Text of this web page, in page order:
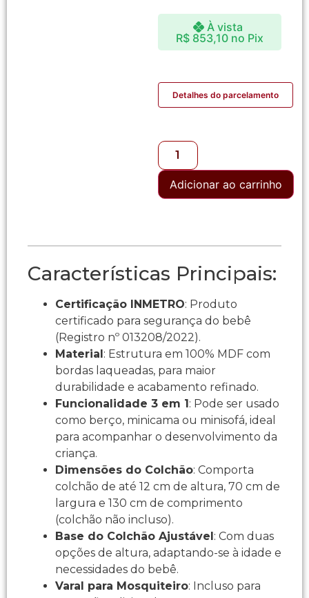
À vista
R$853,10 no Pix
Detalhes do parcelamento
Adicionar ao carrinho
Características Principais:
Certificação INMETRO: Produto
certificado para segurança do bebê
(Registro nº 013208/2022).
Material: Estrutura em 100% MDF com
bordas laqueadas, para maior
durabilidade e acabamento refinado.
Funcionalidade 3 em 1: Pode ser usado
como berço, minicama ou minisofá, ideal
para acompanhar o desenvolvimento da
criança.
Dimensões do Colchão: Comporta
colchão de até 12 cm de altura, 70 cm de
largura e 130 cm de comprimento
(colchão não incluso).
Base do Colchão Ajustável: Com duas
opções de altura, adaptando-se à idade e
necessidades do bebê.
Varal para Mosquiteiro: Incluso para